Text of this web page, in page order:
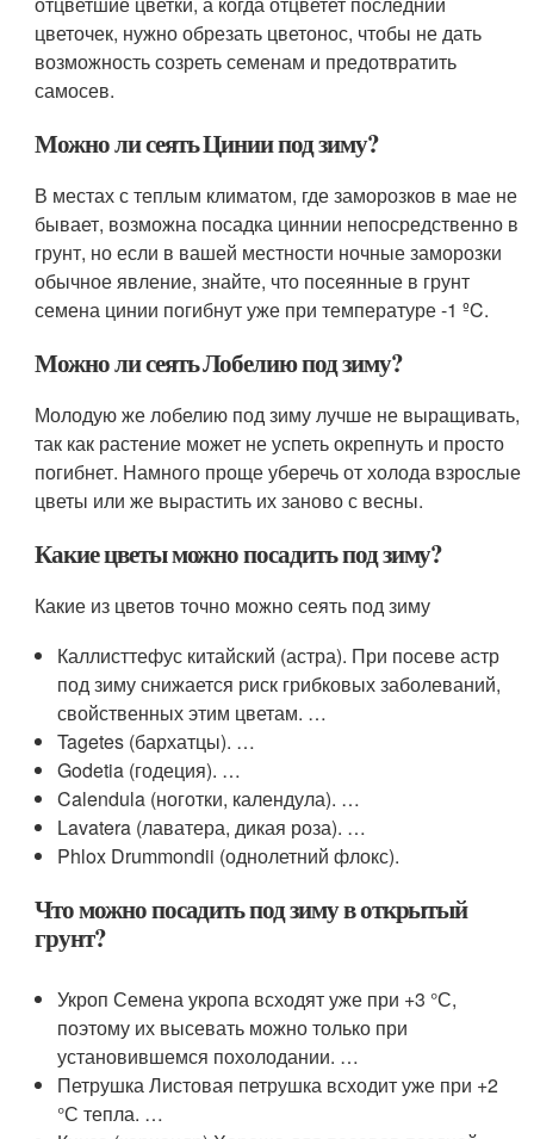
цветочек, нужно обрезать цветонос, чтобы не дать
возможность созреть семенам и предотвратить
самосев.
Можно ли сеять Цинии под зиму?
В местах с теплым климатом, где заморозков в мае не
бывает, возможна посадка циннии непосредственно в
грунт, но если в вашей местности ночные заморозки
обычное явление, знайте, что посеянные в грунт
семена цинии погибнут уже при температуре -1 ºC.
Можно ли сеять Лобелию под зиму?
Молодую же лобелию под зиму лучше не выращивать,
так как растение может не успеть окрепнуть и просто
погибнет. Намного проще уберечь от холода взрослые
цветы или же вырастить их заново с весны.
Какие цветы можно посадить под зиму?
Какие из цветов точно можно сеять под зиму
Каллисттефус китайский (астра). При посеве астр
под зиму снижается риск грибковых заболеваний,
свойственных этим цветам. …
Tagetes (бархатцы). …
Godetia (годеция). …
Calendula (ноготки, календула). …
Lavatera (лаватера, дикая роза). …
Phlox Drummondii (однолетний флокс).
Что можно посадить под зиму в открытый
грунт?
Укроп Семена укропа всходят уже при +3 °С,
поэтому их высевать можно только при
установившемся похолодании. …
Петрушка Листовая петрушка всходит уже при +2
°С тепла. …